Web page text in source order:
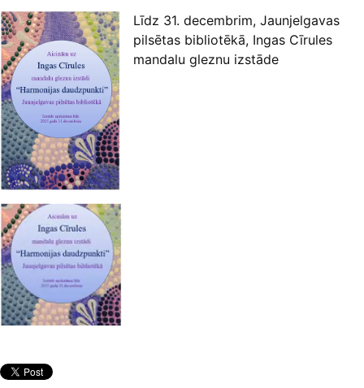
Līdz 31. decembrim, Jaunjelgavas
pilsētas bibliotēkā, Ingas Cīrules
mandalu gleznu izstāde